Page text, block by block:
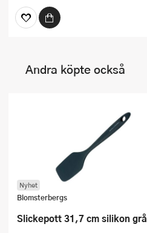
Andra köpte också
Nyhet
Blomsterbergs
Slickepott 31,7 cm silikon grå